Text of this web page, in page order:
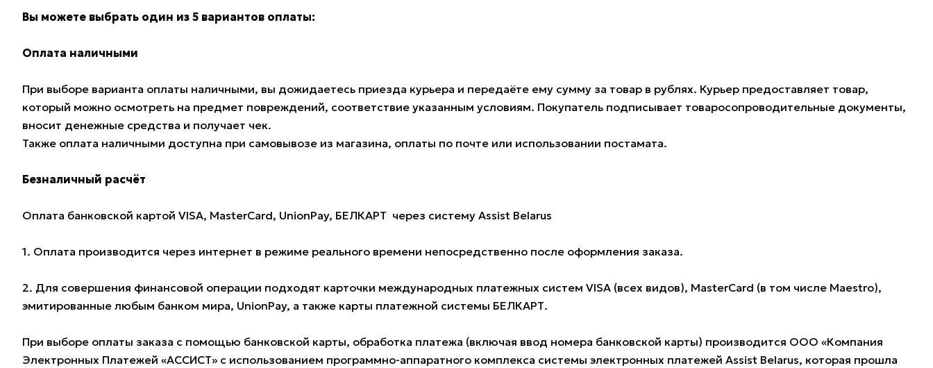
Вы можете выбрать один из 5 вариантов оплаты:
Оплата наличными
При выборе варианта оплаты наличными, вы дожидаетесь приезда курьера и передаёте ему сумму за товар в рублях. Курьер предоставляет товар,
который можно осмотреть на предмет повреждений, соответствие указанным условиям. Покупатель подписывает товаросопроводительные документы,
вносит денежные средства и получает чек.
Также оплата наличными доступна при самовывозе из магазина, оплаты по почте или использовании постамата.
Безналичный расчёт
Оплата банковской картой VISA, MasterCard, UnionPay, БЕЛКАРТ через систему Assist Belarus
1. Оплата производится через интернет в режиме реального времени непосредственно после оформления заказа.
2. Для совершения финансовой операции подходят карточки международных платежных систем VISA (всех видов), MasterCard (в том числе Maestro),
эмитированные любым банком мира, UnionPay, а также карты платежной системы БЕЛКАРТ.
При выборе оплаты заказа с помощью банковской карты, обработка платежа (включая ввод номера банковской карты) производится ООО «Компания
Электронных Платежей «АССИСТ» с использованием программно-аппаратного комплекса системы электронных платежей Assist Belarus, которая прошла